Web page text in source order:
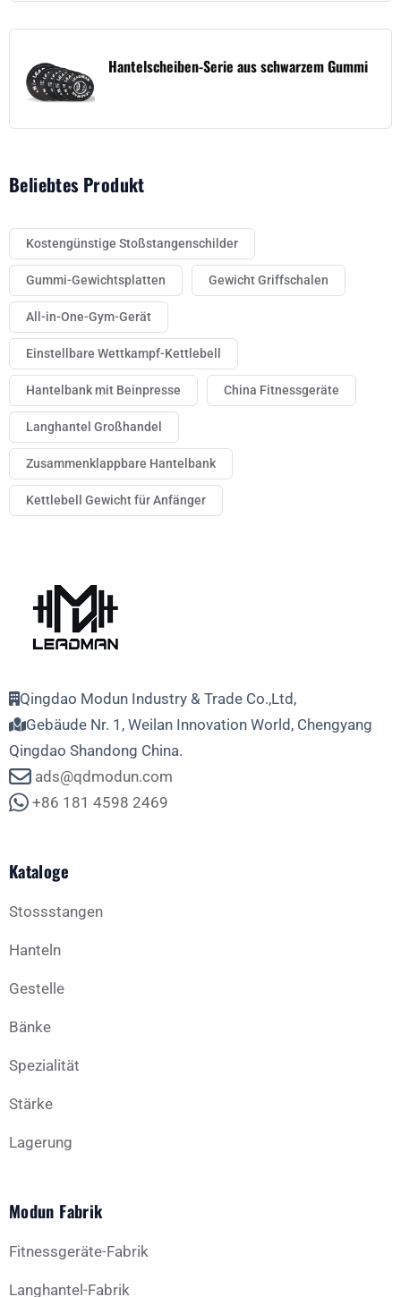
Hantelscheiben-Serie aus schwarzem Gummi
Beliebtes Produkt
Kostengünstige Stoßstangenschilder
Gummi-Gewichtsplatten Gewicht Griffschalen
All-in-One-Gym-Gerät
Einstellbare Wettkampf-Kettlebell
Hantelbank mit Beinpresse China Fitnessgeräte
Langhantel Großhandel
Zusammenklappbare Hantelbank
Kettlebell Gewicht für Anfänger
Qingdao Modun Industry & Trade Co.,Ltd,
Gebäude Nr. 1, Weilan Innovation World, Chengyang
Qingdao Shandong China.
ads@qdmodun.com
+86 181 4598 2469
Kataloge
Stossstangen
Hanteln
Gestelle
Bänke
Spezialität
Stärke
Lagerung
Modun Fabrik
Fitnessgeräte-Fabrik
Langhantel-Fabrik